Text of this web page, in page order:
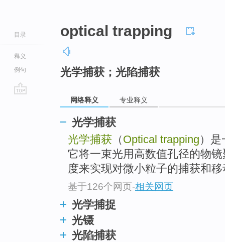
目录
释义
例句
optical trapping
光学捕获；光陷捕获
网络释义 专业释义
光学捕获
光学捕获 （Optical trapping）
它将一束光用高数值孔径的物
度来实现对微小粒子的捕获和
基于126个网页-相关网页
光学捕捉
光镊
光陷捕获